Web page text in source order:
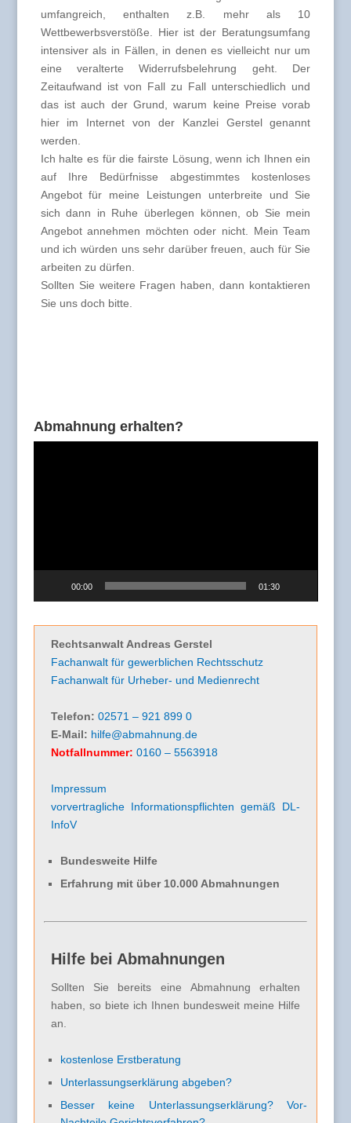
umfangreich, enthalten z.B. mehr als 10
Wettbewerbsverstöße. Hier ist der Beratungsumfang
intensiver als in Fällen, in denen es vielleicht nur um
eine veralterte Widerrufsbelehrung geht. Der
Zeitaufwand ist von Fall zu Fall unterschiedlich und
das ist auch der Grund, warum keine Preise vorab
hier im Internet von der Kanzlei Gerstel genannt
werden.
Ich halte es für die fairste Lösung, wenn ich Ihnen ein
auf Ihre Bedürfnisse abgestimmtes kostenloses
Angebot für meine Leistungen unterbreite und Sie
sich dann in Ruhe überlegen können, ob Sie mein
Angebot annehmen möchten oder nicht. Mein Team
und ich würden uns sehr darüber freuen, auch für Sie
arbeiten zu dürfen.
Sollten Sie weitere Fragen haben, dann kontaktieren
Sie uns doch bitte.
Abmahnung erhalten?
00:00 01:30
Rechtsanwalt Andreas Gerstel
Fachanwalt für gewerblichen Rechtsschutz
Fachanwalt für Urheber- und Medienrecht
Telefon: 02571 – 921 899 0
E-Mail: hilfe@abmahnung.de
Notfallnummer: 0160 – 5563918
Impressum
vorvertragliche Informationspflichten gemäß DL-
InfoV
Bundesweite Hilfe
Erfahrung mit über 10.000 Abmahnungen
Hilfe bei Abmahnungen
Sollten Sie bereits eine Abmahnung erhalten
haben, so biete ich Ihnen bundesweit meine Hilfe
an.
kostenlose Erstberatung
Unterlassungserklärung abgeben?
Besser keine Unterlassungserklärung? Vor-